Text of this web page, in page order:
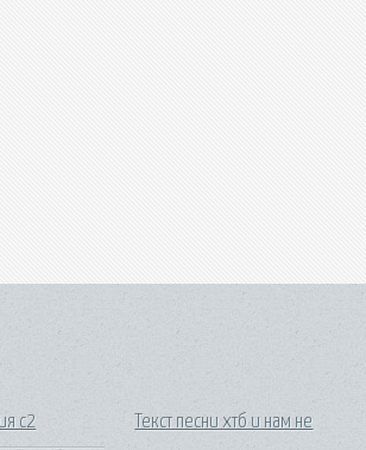
с2
Текст песни хтб и нам не